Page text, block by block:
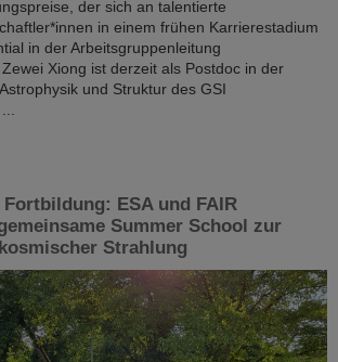
der sich an talentierte
in einem frühen Karrierestadium
in der Arbeitsgruppenleitung
Xiong ist derzeit als Postdoc in der
und Struktur des GSI
Fortbildung: ESA und FAIR
Summer School zur
Strahlung